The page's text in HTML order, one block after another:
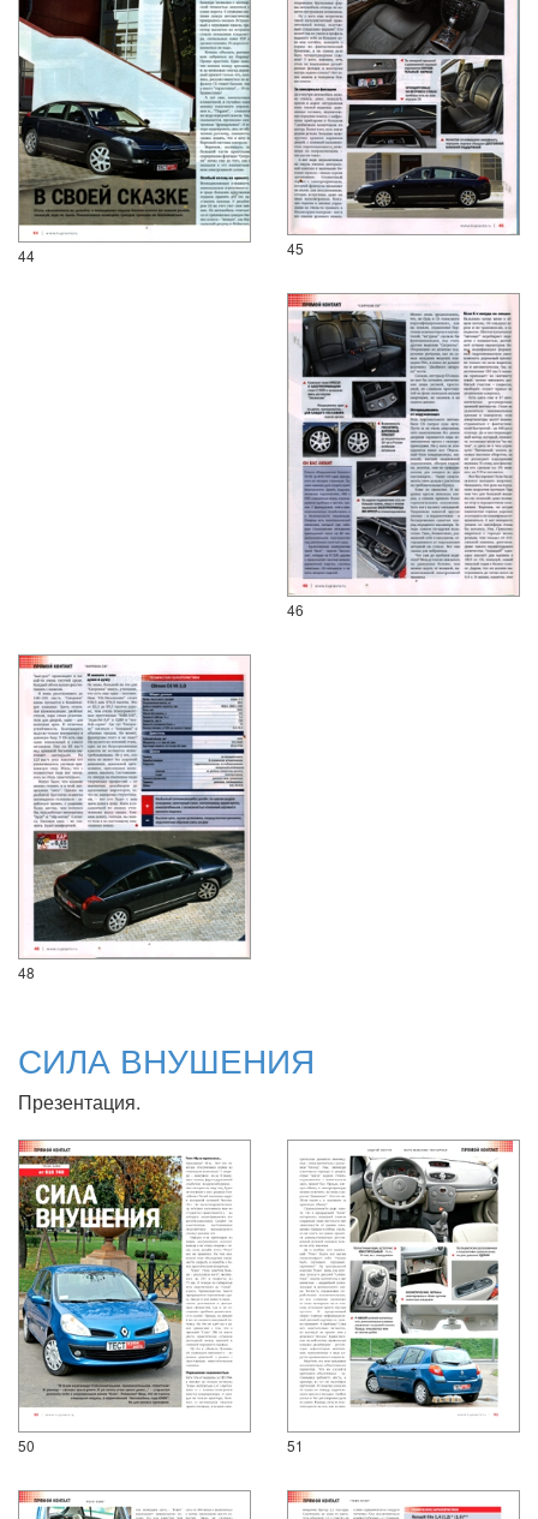
44 45
46
48
СИЛА ВНУШЕНИЯ
Презентация.
50 51